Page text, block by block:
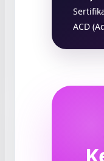
ACD